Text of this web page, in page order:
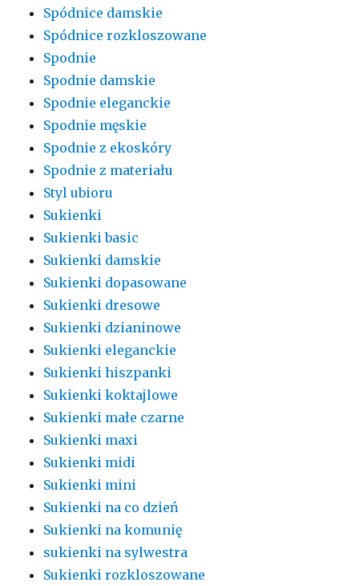
Spódnice damskie
Spódnice rozkloszowane
Spodnie
Spodnie damskie
Spodnie eleganckie
Spodnie męskie
Spodnie z ekoskóry
Spodnie z materiału
Styl ubioru
Sukienki
Sukienki basic
Sukienki damskie
Sukienki dopasowane
Sukienki dresowe
Sukienki dzianinowe
Sukienki eleganckie
Sukienki hiszpanki
Sukienki koktajlowe
Sukienki małe czarne
Sukienki maxi
Sukienki midi
Sukienki mini
Sukienki na co dzień
Sukienki na komunię
sukienki na sylwestra
Sukienki rozkloszowane